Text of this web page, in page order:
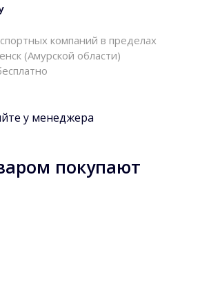
компаний в пределах
(Амурской области)
у менеджера
покупают